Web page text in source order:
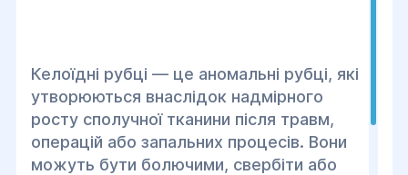
Келоїдні рубці — це аномальні рубці, які
утворюються внаслідок надмірного
росту сполучної тканини після травм,
операцій або запальних процесів. Вони
можуть бути болючими, свербіти або